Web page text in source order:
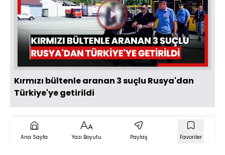
Videoyu
Oynat
Kırmızı bültenle aranan 3 suçlu Rusya'dan
Türkiye'ye getirildi
Ana Sayfa Yazı Boyutu Paylaş Favoriler